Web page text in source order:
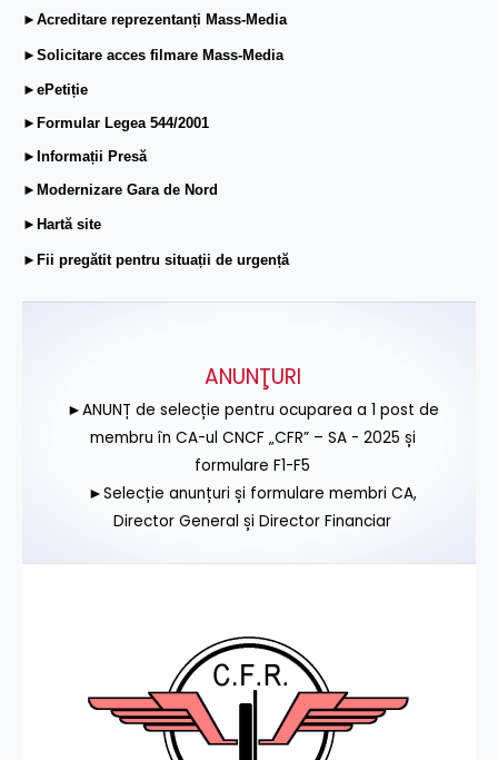
►Acreditare reprezentanți Mass-Media
►Solicitare acces filmare Mass-Media
►ePetiție
►Formular Legea 544/2001
►Informații Presă
►Modernizare Gara de Nord
►Hartă site
►Fii pregătit pentru situații de urgență
ANUNŢURI
►ANUNȚ de selecție pentru ocuparea a 1 post de
membru în CA-ul CNCF „CFR” – SA - 2025 și
formulare F1-F5
►Selecție anunțuri și formulare membri CA,
Director General și Director Financiar